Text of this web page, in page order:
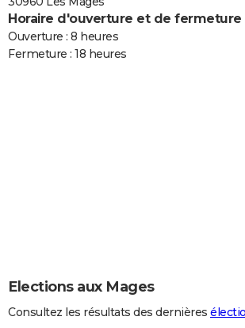
Horaire d'ouverture et de fermeture
Ouverture : 8 heures
Fermeture : 18 heures
Elections aux Mages
Consultez les résultats des dernières